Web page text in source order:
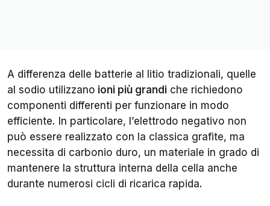
A differenza delle batterie al litio tradizionali, quelle
al sodio utilizzano ioni più grandi che richiedono
componenti differenti per funzionare in modo
efficiente. In particolare, l’elettrodo negativo non
può essere realizzato con la classica grafite, ma
necessita di carbonio duro, un materiale in grado di
mantenere la struttura interna della cella anche
durante numerosi cicli di ricarica rapida.